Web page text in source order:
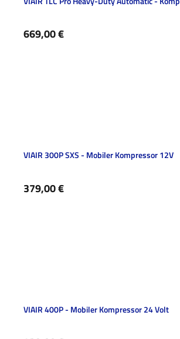
Regulärer Preis:
669,00 €
VIAIR 300P SXS - Mobiler Kompressor 12V
Regulärer Preis:
379,00 €
VIAIR 400P - Mobiler Kompressor 24 Volt